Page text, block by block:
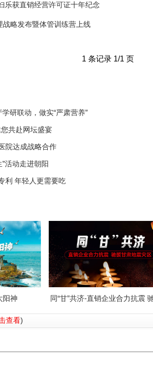
乐获直销经营许可证十年纪念
战略发布暨体管训练营上线
1 条记录 1/1 页
研联动，做实“严肃营养”
共赴网坛盛宴
院达成战略合作
”活动走进朝阳
利 年轻人更需要吃
阳神 同“甘”共济-直销企业合力抗震
查看)